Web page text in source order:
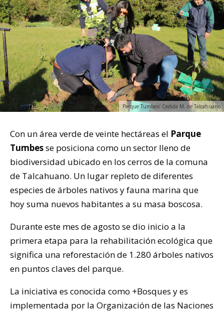
Parque Tumbes/ Cedida M. de Talcahuano
Con un área verde de veinte hectáreas el Parque
Tumbesse posiciona como un sector lleno de
biodiversidad ubicado en los cerros de la comuna
de Talcahuano. Un lugar repleto de diferentes
especies de árboles nativos y fauna marina que
hoy suma nuevos habitantes a su masa boscosa.
Durante este mes de agosto se dio inicio a la
primera etapa para la rehabilitación ecológica que
significa una reforestación de 1.280 árboles nativos
en puntos claves del parque.
La iniciativa es conocida como +Bosques y es
implementada por la Organización de las Naciones